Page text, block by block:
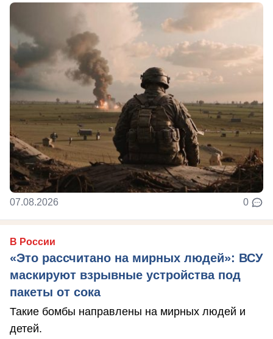
07.08.2026 0
В России
«Это рассчитано на мирных людей»: ВСУ
маскируют взрывные устройства под
пакеты от сока
Такие бомбы направлены на мирных людей и
детей.